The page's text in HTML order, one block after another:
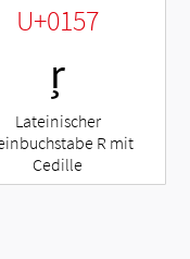
U+0157
ŗ
Lateinischer
R mit
Cedille